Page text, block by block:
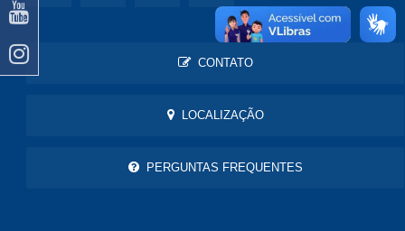
CONTATO
LOCALIZAÇÃO
PERGUNTAS FREQUENTES